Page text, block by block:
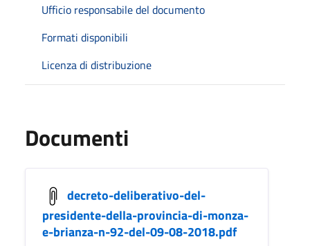
Ufficio responsabile del documento
Formati disponibili
Licenza di distribuzione
Documenti
decreto-deliberativo-del-
presidente-della-provincia-di-monza-
e-brianza-n-92-del-09-08-2018.pdf